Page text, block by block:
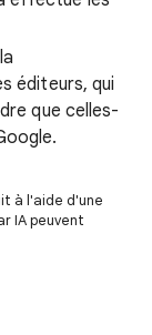
éditeurs, qui
que celles-
à l'aide d'une
IA peuvent